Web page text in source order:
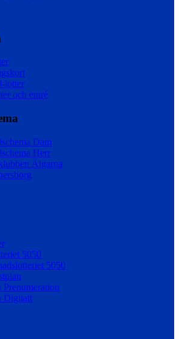
lotter
och entré
Dam
Herr
Älgarna
5050
5050
Digitalt